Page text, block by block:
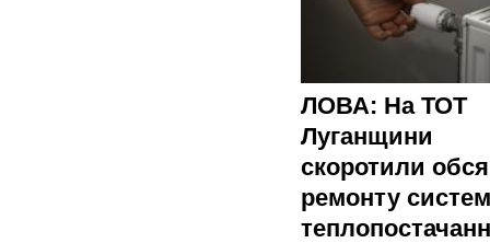
ЛОВА: На ТОТ
Луганщини
скоротили
ремонту